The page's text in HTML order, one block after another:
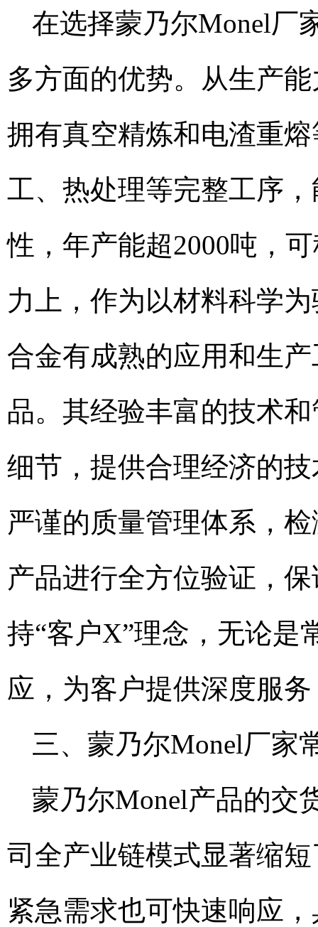
在选择蒙乃尔Monel厂
多方面的优势。从生产
拥有真空精炼和电渣重
工、热处理等完整工序
性，年产能超2000吨，
力上，作为以材料科学
合金有成熟的应用和生
品。其经验丰富的技术
细节，提供合理经济的
严谨的质量管理体系，
产品进行全方位验证，
持“客户X”理念，无论是
应，为客户提供深度服
三、蒙乃尔Monel厂家
蒙乃尔Monel产品的交
司全产业链模式显著缩
紧急需求也可快速响应